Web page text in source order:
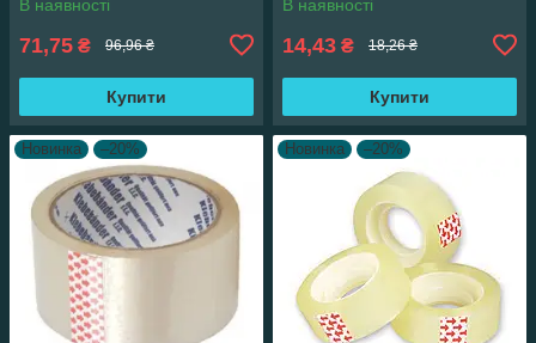
В наявності
71,75 ₴ 96,96 ₴
Купити
В наявності
14,43 ₴ 18,26 ₴
Купити
Новинка –20% Новинка –20%